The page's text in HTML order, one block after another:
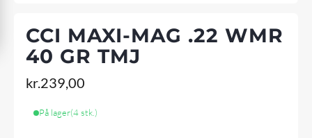
CCI MAXI-MAG .22 WMR
40 GR TMJ
kr.239,00
På lager(4 stk.)